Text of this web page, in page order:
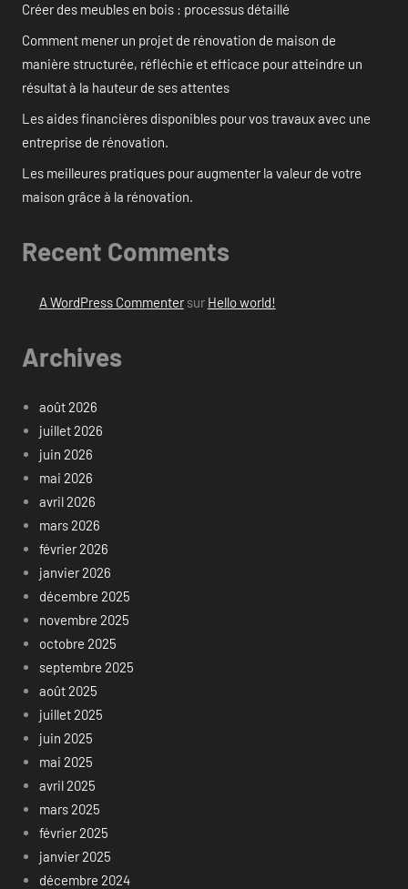
Créer des meubles en bois : processus détaillé
Comment mener un projet de rénovation de maison de
manière structurée, réfléchie et efficace pour atteindre un
résultat à la hauteur de ses attentes
Les aides financières disponibles pour vos travaux avec une
entreprise de rénovation.
Les meilleures pratiques pour augmenter la valeur de votre
maison grâce à la rénovation.
Recent Comments
A WordPress Commentersur Hello world!
Archives
août 2026
juillet 2026
juin 2026
mai 2026
avril 2026
mars 2026
février 2026
janvier 2026
décembre 2025
novembre 2025
octobre 2025
septembre 2025
août 2025
juillet 2025
juin 2025
mai 2025
avril 2025
mars 2025
février 2025
janvier 2025
décembre 2024